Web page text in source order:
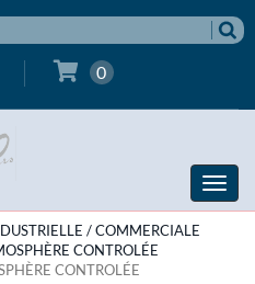
0
Toggle
/ COMMERCIALE
CONTROLÉE
CONTROLÉE